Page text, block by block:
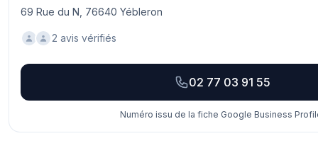
69 Rue du N, 76640 Yébleron
2 avis vérifiés
02 77 03 91 55
Numéro issu de la fiche Google Business